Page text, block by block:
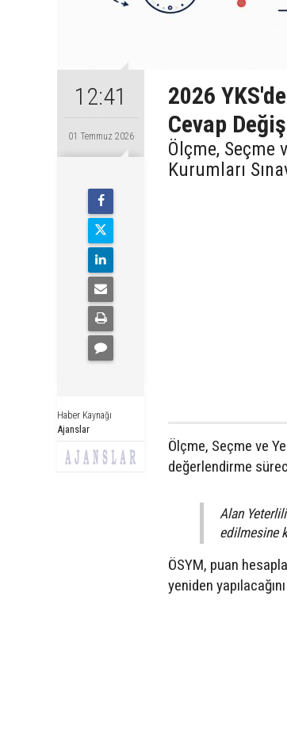
12:41
01 Temmuz 2026
Haber Kaynağı
Ajanslar
2026
Cevap
Ölçme, Seçme
Kurumları
Ölçme, Seçme ve
değerlendirme
Alan
edilmesine
ÖSYM, puan
yeniden